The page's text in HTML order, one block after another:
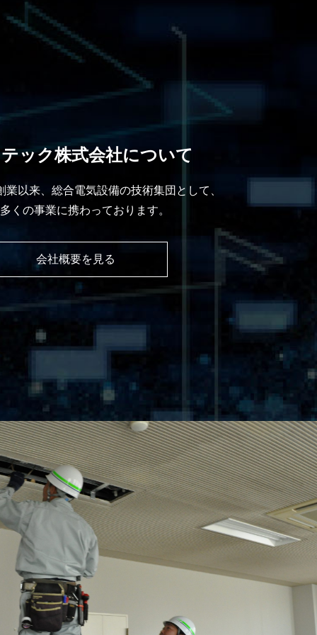
ック株式会社について
業以来、総合電気設備の技術集団として、
くの事業に携わっております。
会社概要を⾒る